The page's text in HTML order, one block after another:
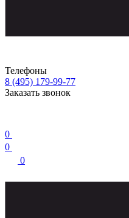
Телефоны
8 (495) 179-99-77
Заказать звонок
0
0
0